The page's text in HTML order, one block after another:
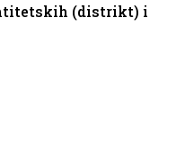
(distrikt) i